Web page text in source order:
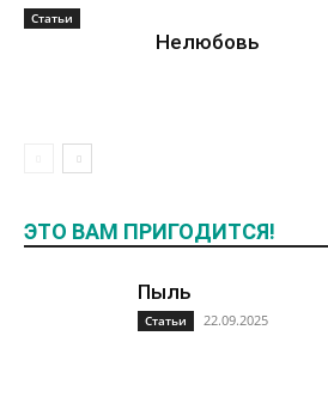
Статьи
Нелюбовь
ЭТО ВАМ ПРИГОДИТСЯ!
Пыль
Статьи 22.09.2025